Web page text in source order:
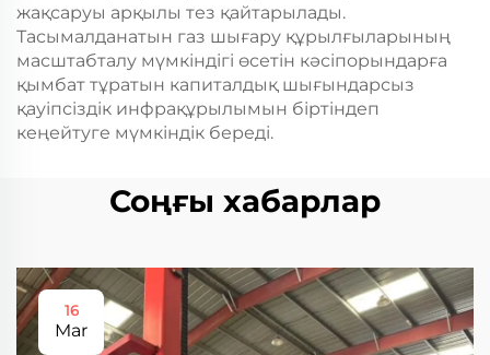
жақсаруы арқылы тез қайтарылады.
Тасымалданатын газ шығару құрылғыларының
масштабталу мүмкіндігі өсетін кәсіпорындарға
қымбат тұратын капиталдық шығындарсыз
қауіпсіздік инфрақұрылымын біртіндеп
кеңейтуге мүмкіндік береді.
Соңғы хабарлар
16
Mar